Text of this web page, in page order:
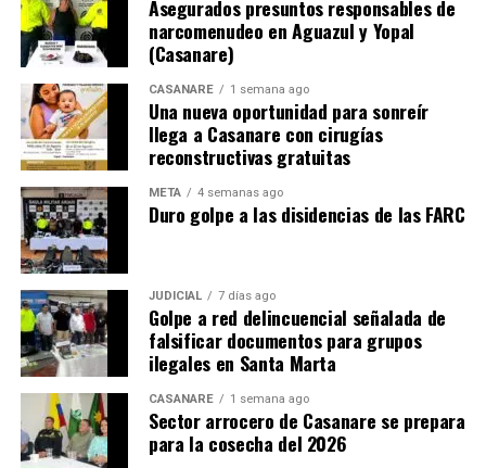
Asegurados presuntos responsables de
narcomenudeo en Aguazul y Yopal
(Casanare)
CASANARE 1 semana ago
Una nueva oportunidad para sonreír
llega a Casanare con cirugías
reconstructivas gratuitas
META 4 semanas ago
Duro golpe a las disidencias de las FARC
JUDICIAL 7 días ago
Golpe a red delincuencial señalada de
falsificar documentos para grupos
ilegales en Santa Marta
CASANARE 1 semana ago
Sector arrocero de Casanare se prepara
para la cosecha del 2026